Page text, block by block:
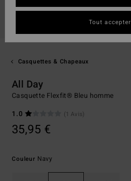
Casquettes & Chapeaux
All Day
Casquette Flexfit® Bleu homme
1.0
(1 Avis)
35,95 €
Couleur Navy
Tout accepter